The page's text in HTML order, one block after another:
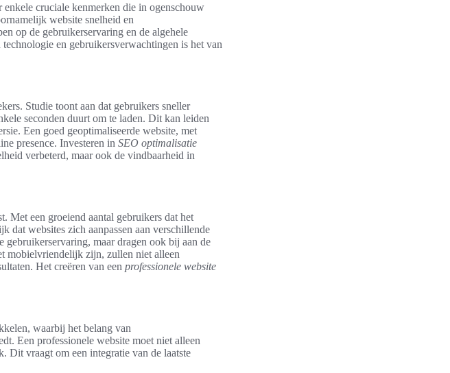
cruciale kenmerken die in ogenschouw
website snelheid en
op de gebruikerservaring en de algehele
en gebruikersverwachtingen is het van
Studie toont aan dat gebruikers sneller
seconden duurt om te laden. Dit kan leiden
Een goed geoptimaliseerde website, met
presence. Investeren in SEO optimalisatie
verbeterd, maar ook de vindbaarheid in
Met een groeiend aantal gebruikers dat het
dat websites zich aanpassen aan verschillende
maar dragen ook bij aan de
mobielvriendelijk zijn, zullen niet alleen
Het creëren van een professionele website
waarbij het belang van
Een professionele website moet niet alleen
Dit vraagt om een integratie van de laatste